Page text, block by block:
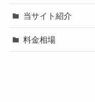
当サイト紹介
料金相場